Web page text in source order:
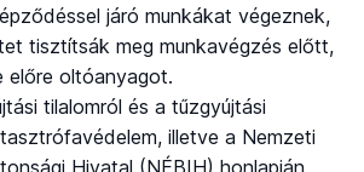
járó munkákat végeznek,
tisztítsák meg munkavégzés előtt,
előre oltóanyagot.
tilalomról és a tűzgyújtási
illetve a Nemzeti